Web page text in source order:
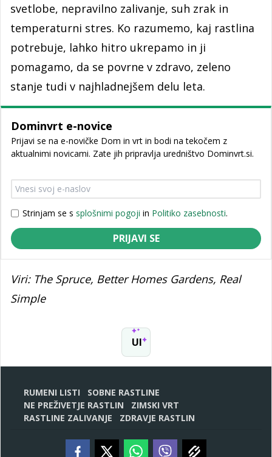
svetlobe, nepravilno zalivanje, suh zrak in
temperaturni stres. Ko razumemo, kaj rastlina
potrebuje, lahko hitro ukrepamo in ji
pomagamo, da se povrne v zdravo, zeleno
stanje tudi v najhladnejšem delu leta.
Dominvrt e-novice
Prijavi se na e-novičke Dom in vrt in bodi na tekočem z
aktualnimi novicami. Zate jih pripravlja uredništvo Dominvrt.si.
Strinjam se s splošnimi pogoji in Politiko zasebnosti.
PRIJAVI SE
Viri: The Spruce, Better Homes Gardens, Real
Simple
UI
RUMENI LISTI
SOBNE RASTLINE
NE PREŽIVETJE RASTLIN
ZIMSKI VRT
RASTLINE ZALIVANJE
ZDRAVJE RASTLIN